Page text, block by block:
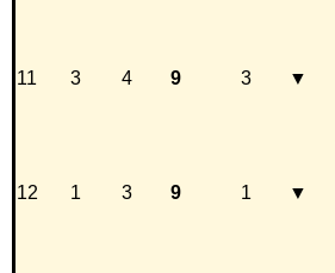
11 3 4 9 3 ▼
12 1 3 9 1 ▼